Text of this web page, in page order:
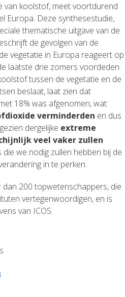
van koolstof, meet voortdurend
Europa. Deze synthesestudie,
thematische uitgave van de
de gevolgen van de
vegetatie in Europa reageert op
laatste drie zomers voordeden.
tussen de vegetatie en de
beslaat, laat zien dat
18% was afgenomen, wat
verminderden en dus
dergelijke extreme
veel vaker zullen
we nodig zullen hebben bij de
in te perken.
dan 200 topwetenschappers, die
vertegenwoordigen, en is
van ICOS.